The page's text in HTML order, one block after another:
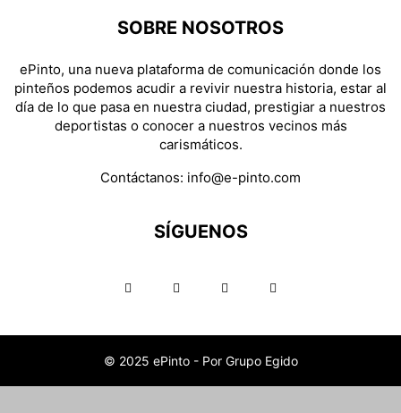
SOBRE NOSOTROS
ePinto, una nueva plataforma de comunicación donde los
pinteños podemos acudir a revivir nuestra historia, estar al
día de lo que pasa en nuestra ciudad, prestigiar a nuestros
deportistas o conocer a nuestros vecinos más
carismáticos.
Contáctanos: info@e-pinto.com
SÍGUENOS
© 2025 ePinto - Por Grupo Egido